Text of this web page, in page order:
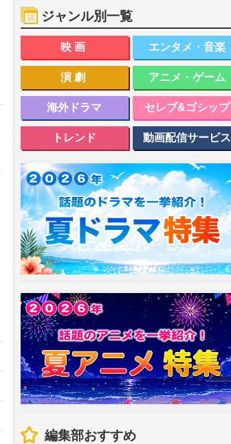
ジャンル別一覧
映画 エンタメ・音楽
演劇 アニメ・ゲーム
海外ドラマ セレブ&ゴシップ
トレンド 動画配信サービス
編集部おすすめ